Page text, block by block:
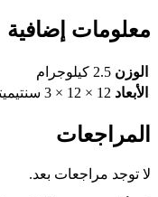
معلومات إضافية
الوزن 2.5 كيلوجرام
الأبعاد 12 × 12 × 3 سنتيميتر
المراجعات
لا توجد مراجعات بعد.